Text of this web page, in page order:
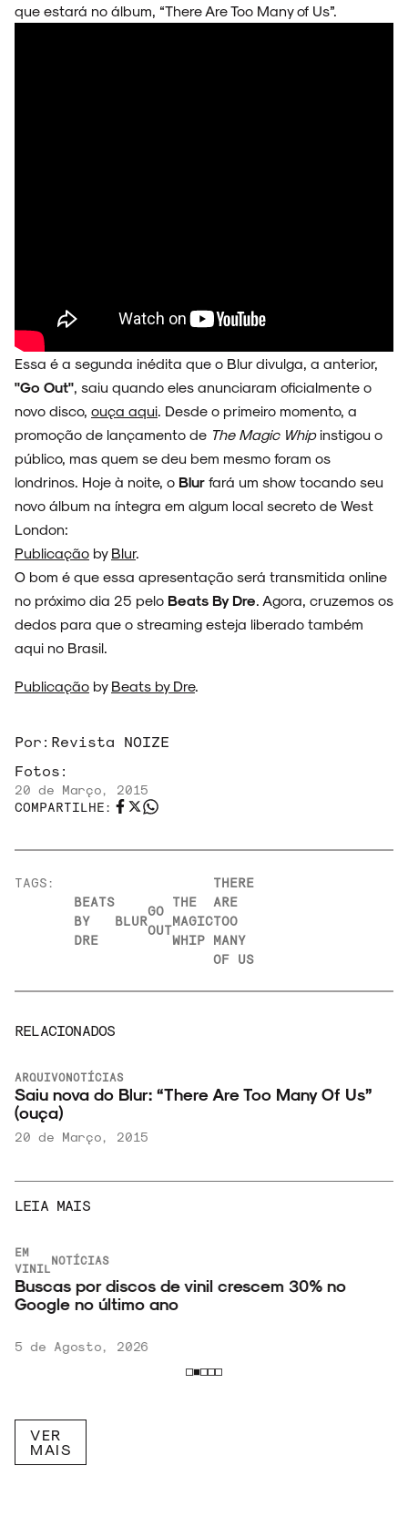
SOBRE
que estará no álbum, “There Are Too Many of Us”.
Essa é a segunda inédita que o Blur divulga, a anterior,
"Go Out" , saiu quando eles anunciaram oficialmente o
novo disco, ouça aqui . Desde o primeiro momento, a
promoção de lançamento de The Magic Whipinstigou o
público, mas quem se deu bem mesmo foram os
londrinos. Hoje à noite, o Blur fará um show tocando seu
novo álbum na íntegra em algum local secreto de West
London:
Publicação by Blur.
O bom é que essa apresentação será transmitida online
no próximo dia 25 pelo Beats By Dre . Agora, cruzemos os
dedos para que o streaming esteja liberado também
aqui no Brasil.
Publicação by Beats by Dre.
Por: Revista NOIZE
Fotos:
20 de Março, 2015
COMPARTILHE:
TAGS:
BEATS
BY
DRE
BLUR
GO
OUT
THE
MAGIC
WHIP
THERE
ARE
TOO
MANY
OF US
RELACIONADOS
ARQUIVONOTÍCIAS
Saiu nova do Blur: “There Are Too Many Of Us”
(ouça)
20 de Março, 2015
LEIA MAIS
EM
VINIL
NOTÍCIAS
Buscas por discos de vinil crescem 30% no
Google no último ano
5 de Agosto, 2026
VER
MAIS